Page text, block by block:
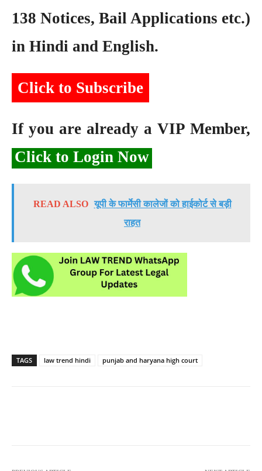
138 Notices, Bail Applications etc.)
in Hindi and English.
Click to Subscribe
If you are already a VIP Member,
Click to Login Now
READ ALSO यूपी के फार्मेसी कालेजों को हाईकोर्ट से बड़ी
राहत
TAGS law trend hindi punjab and haryana high court